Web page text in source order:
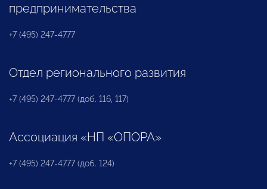
предпринимательства
+7 (495) 247-4777
Отдел регионального развития
+7 (495) 247-4777 (доб. 116, 117)
Ассоциация «НП «ОПОРА»
+7 (495) 247-4777 (доб. 124)